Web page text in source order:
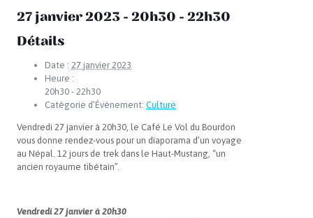
27 janvier 2023 - 20h30 - 22h30
Détails
Date : 27 janvier 2023
Heure :
20h30 - 22h30
Catégorie d’Évènement: Culture
Vendredi 27 janvier à 20h30, le Café Le Vol du Bourdon
vous donne rendez-vous pour un diaporama d’un voyage
au Népal. 12 jours de trek dans le Haut-Mustang, “un
ancien royaume tibétain”.
Vendredi 27 janvier à 20h30